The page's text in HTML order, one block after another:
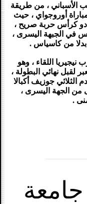
الأسباني ، من طريقة
أوروجواي ، حيث
سولدادو كرأس حربة صريح ،
في الجبهة اليسرى ،
من كاسياس .
اللقاء ، وهو
لقبل نهائي البطولة ،
الثلاثي جوزيف أكبالا
الجهة اليسرى ،
.